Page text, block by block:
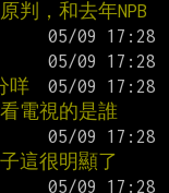
判，和去年NPB
咩
電視的是誰
這很明顯了